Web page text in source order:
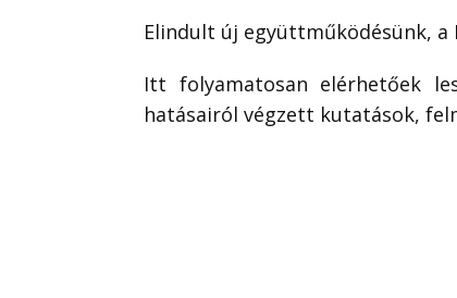
Elindult új együttműködésünk,
Itt folyamatosan elérhetőek
hatásairól végzett kutatások,